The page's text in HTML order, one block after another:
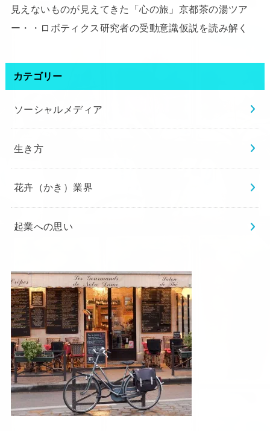
見えないものが見えてきた「心の旅」京都茶の湯ツア
ー・・ロボティクス研究者の受動意識仮説を読み解く
カテゴリー
ソーシャルメディア
生き方
花卉（かき）業界
起業への思い